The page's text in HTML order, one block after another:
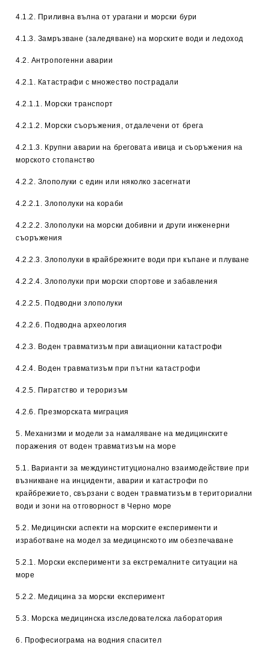
4.1.2. Приливна вълна от урагани и морски бури
4.1.3. Замръзване (заледяване) на морските води и ледоход
4.2. Антропогенни аварии
4.2.1. Катастрафи с множество пострадали
4.2.1.1. Морски транспорт
4.2.1.2. Морски съоръжения, отдалечени от брега
4.2.1.3. Крупни аварии на бреговата ивица и съоръжения на
морското стопанство
4.2.2. Злополуки с един или няколко засегнати
4.2.2.1. Злополуки на кораби
4.2.2.2. Злополуки на морски добивни и други инженерни
съоръжения
4.2.2.3. Злополуки в крайбрежните води при къпане и плуване
4.2.2.4. Злополуки при морски спортове и забавления
4.2.2.5. Подводни злополуки
4.2.2.6. Подводна археология
4.2.3. Воден травматизъм при авиационни катастрофи
4.2.4. Воден травматизъм при пътни катастрофи
4.2.5. Пиратство и тероризъм
4.2.6. Презморската миграция
5. Механизми и модели за намаляване на медицинските
поражения от воден травматизъм на море
5.1. Варианти за междуинституционално взаимодействие при
възникване на инциденти, аварии и катастрофи по
крайбрежието, свързани с воден травматизъм в териториални
води и зони на отговорност в Черно море
5.2. Медицински аспекти на морските експерименти и
изработване на модел за медицинското им обезпечаване
5.2.1. Морски експерименти за екстремалните ситуации на
море
5.2.2. Медицина за морски експеримент
5.3. Морска медицинска изследователска лаборатория
6. Професиограма на водния спасител